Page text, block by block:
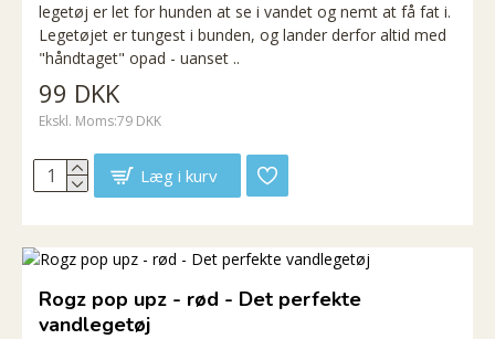
legetøj er let for hunden at se i vandet og nemt at få fat i.
Legetøjet er tungest i bunden, og lander derfor altid med
"håndtaget" opad - uanset ..
99 DKK
Ekskl. Moms:79 DKK
Læg i kurv
Rogz pop upz - rød - Det perfekte
vandlegetøj